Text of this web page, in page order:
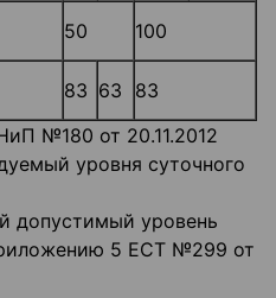
50
100
83 63
83
№180 от 20.11.2012
уровня суточного
допустимый уровень
5 ЕСТ №299 от